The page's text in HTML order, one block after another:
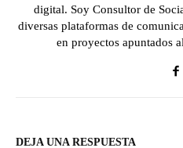
digital. Soy Consultor de
diversas plataformas de
en proyectos apuntados
DEJA UNA RESPUESTA